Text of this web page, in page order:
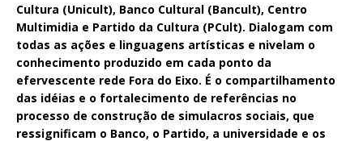
Cultura (Unicult), Banco Cultural (Bancult), Centro
Multimidia e Partido da Cultura (PCult). Dialogam com
todas as ações e linguagens artísticas e nivelam o
conhecimento produzido em cada ponto da
efervescente rede Fora do Eixo. É o compartilhamento
das idéias e o fortalecimento de referências no
processo de construção de simulacros sociais, que
ressignificam o Banco, o Partido, a universidade e os